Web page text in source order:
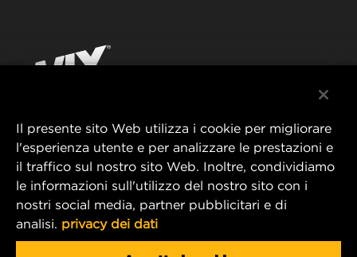
CONTATTACI
IMPRESSUM
YouTube
MANN+HUMMEL FT Poland
ul. Wrocławska 145,
63-800 GOSTYŃ, POLAND
Tel. +48 65 572 89 00
E-mail:info@mann-hummel.com
Il presente sito Web utilizza i cookie per migliorare
l'esperienza utente e per analizzare le prestazioni e
il traffico sul nostro sito Web. Inoltre, condividiamo
le informazioni sull'utilizzo del nostro sito con i
nostri social media, partner pubblicitari e di
analisi. privacy dei dati